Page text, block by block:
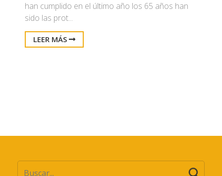
han cumplido en el último año los 65 años han
sido las prot...
LEER MÁS